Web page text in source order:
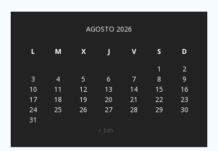
AGOSTO 2026
L M X J V S
D
1
2
3
4 5 6 7 8
9
10
11 12 13 14 15
16
17
18 19 20 21 22
23
24
25 26 27 28 29
30
31
« Jun